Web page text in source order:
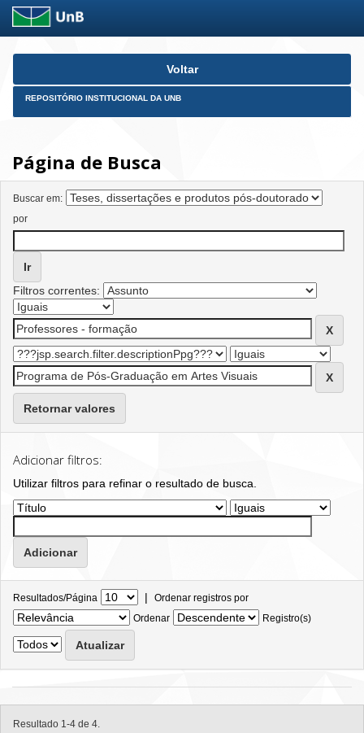
Skip
Voltar
REPOSITÓRIO INSTITUCIONAL DA UNB
Página de Busca
Buscar em:
por
Filtros correntes:
Retornar valores
Adicionar filtros:
Utilizar filtros para refinar o resultado de busca.
Resultados/Página | Ordenar registros por
Ordenar
Registro(s)
Resultado 1-4 de 4.